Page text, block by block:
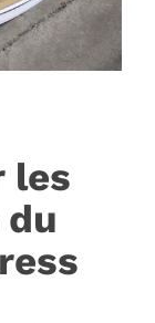
les